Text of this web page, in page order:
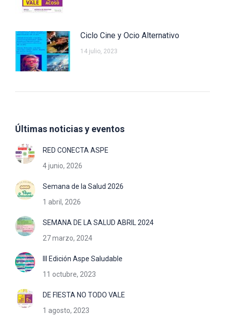
Ciclo Cine y Ocio Alternativo
14 julio, 2023
Últimas noticias y eventos
RED CONECTA ASPE
4 junio, 2026
Semana de la Salud 2026
1 abril, 2026
SEMANA DE LA SALUD ABRIL 2024
27 marzo, 2024
III Edición Aspe Saludable
11 octubre, 2023
DE FIESTA NO TODO VALE
1 agosto, 2023